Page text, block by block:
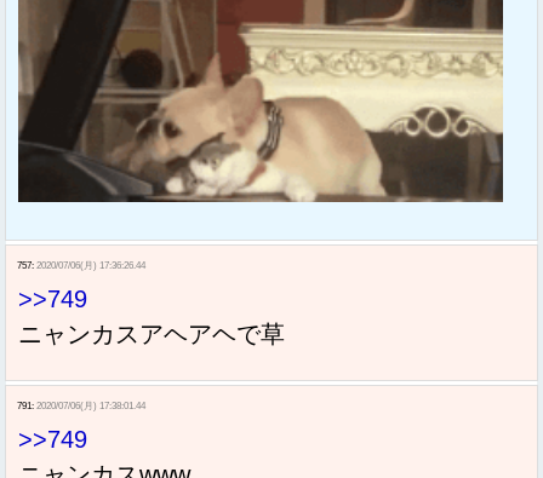
757: 2020/07/06(月) 17:36:26.44
>>749
ニャンカスアヘアヘで草
791: 2020/07/06(月) 17:38:01.44
>>749